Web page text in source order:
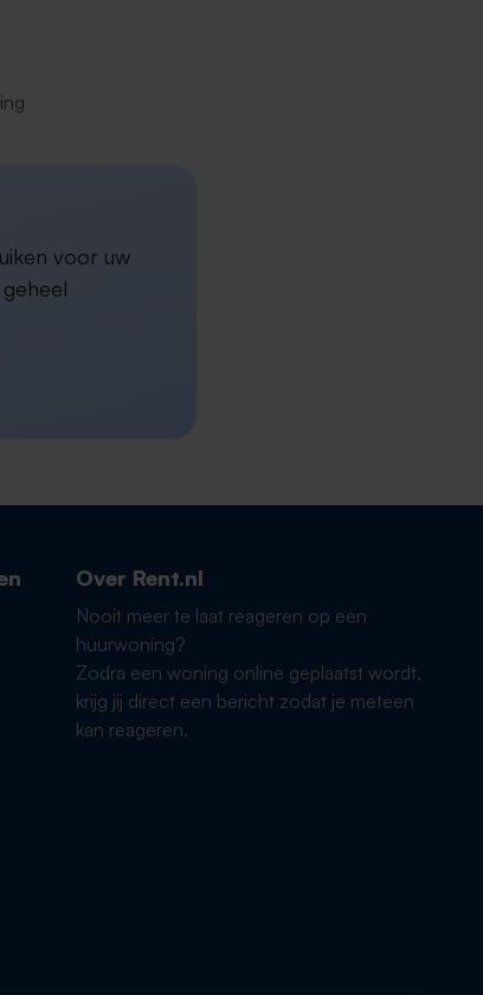
voor uw
Over Rent.nl
Nooit meer te laat reageren op een
huurwoning?
Zodra een woning online geplaatst wordt,
krijg jij direct een bericht zodat je meteen
kan reageren.